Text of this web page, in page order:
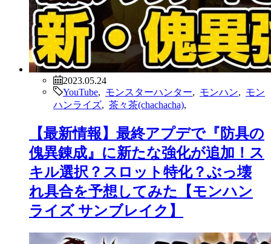
2023.05.24
YouTube
モンスターハンター モンハン
モン
ハンライズ
茶々茶(chachacha)
【最新情報】最終アプデで『防具の
傀異錬成』に新たな強化が追加！ス
キル選択？スロット特化？ぶっ壊
れ具合を予想してみた【モンハン
ライズ サンブレイク】